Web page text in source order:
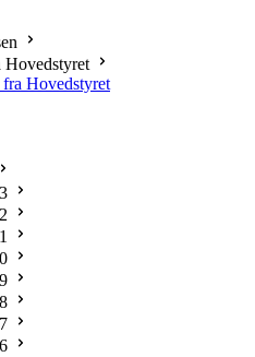
Hovedstyret
Hovedstyret